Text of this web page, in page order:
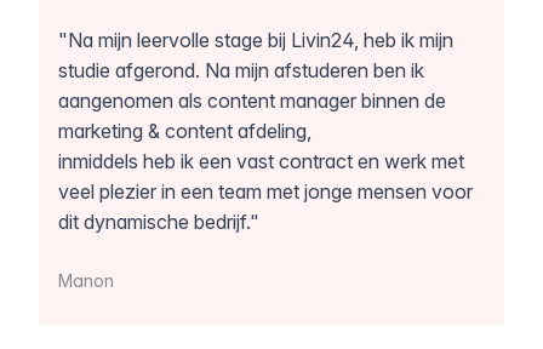
"Na mijn leervolle stage bij Livin24, heb ik mijn
studie afgerond. Na mijn afstuderen ben ik
aangenomen als content manager binnen de
marketing & content afdeling,
inmiddels heb ik een vast contract en werk met
veel plezier in een team met jonge mensen voor
dit dynamische bedrijf."
Manon